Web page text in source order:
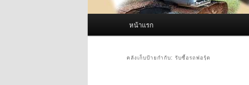
หน้าแรก
คลังเก็บป้ายกำกับ: รับซื้อรถฟอร์ฺด